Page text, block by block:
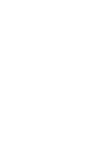
Az új, fejlett
javítja a
nagyítókkal,
A sorozat 50
méteres
lencsevédők